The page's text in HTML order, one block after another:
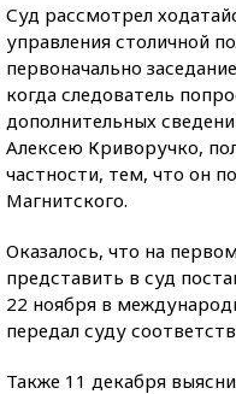
Суд рассмотрел
управления столичной
первоначально
когда следователь
дополнительных
Алексею Криворучко,
частности, тем, что он
Магнитского.
Оказалось, что на
представить в суд
22 ноября в
передал суду
Также 11 декабря